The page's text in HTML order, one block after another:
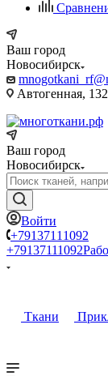
Ваш город
Новосибирск
Автогенная, 132
Ваш город
Новосибирск
Войти
+79137111092
+79137111092
Ткани